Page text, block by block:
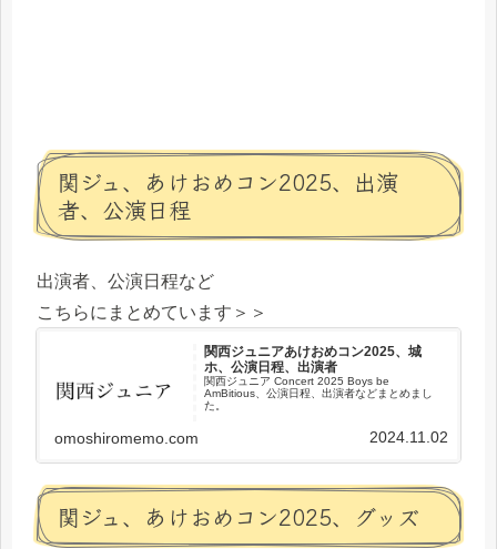
関ジュ、あけおめコン2025、出演
者、公演日程
出演者、公演日程など
こちらにまとめています＞＞
関西ジュニアあけおめコン2025、城
ホ、公演日程、出演者
関西ジュニア Concert 2025 Boys be
AmBitious、公演日程、出演者などまとめまし
た。
omoshiromemo.com 2024.11.02
関ジュ、あけおめコン2025、グッズ